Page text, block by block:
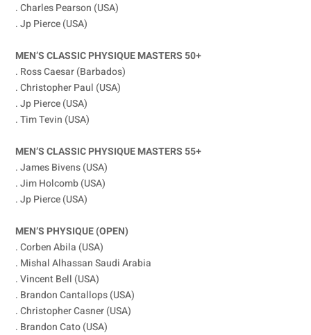
. Charles Pearson (USA)
. Jp Pierce (USA)
MEN’S CLASSIC PHYSIQUE MASTERS 50+
. Ross Caesar (Barbados)
. Christopher Paul (USA)
. Jp Pierce (USA)
. Tim Tevin (USA)
MEN’S CLASSIC PHYSIQUE MASTERS 55+
. James Bivens (USA)
. Jim Holcomb (USA)
. Jp Pierce (USA)
MEN’S PHYSIQUE (OPEN)
. Corben Abila (USA)
. Mishal Alhassan Saudi Arabia
. Vincent Bell (USA)
. Brandon Cantallops (USA)
. Christopher Casner (USA)
. Brandon Cato (USA)